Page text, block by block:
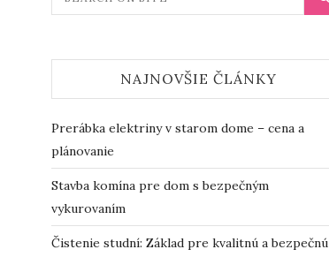
NAJNOVŠIE ČLÁNKY
Prerábka elektriny v starom dome – cena a
plánovanie
Stavba komína pre dom s bezpečným
vykurovaním
Čistenie studní: Základ pre kvalitnú a bezpečnú